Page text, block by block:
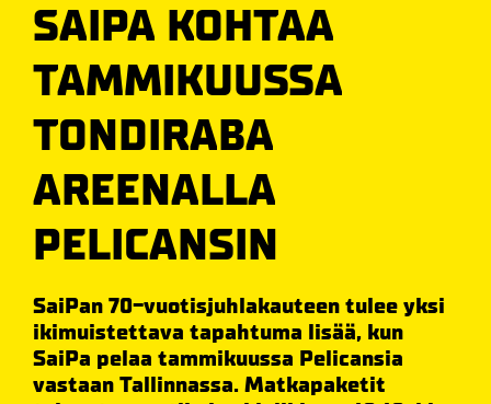
SAIPA KOHTAA
TAMMIKUUSSA
TONDIRABA
AREENALLA
PELICANSIN
SaiPan 70-vuotisjuhlakauteen tulee yksi
ikimuistettava tapahtuma lisää, kun
SaiPa pelaa tammikuussa Pelicansia
vastaan Tallinnassa. Matkapaketit